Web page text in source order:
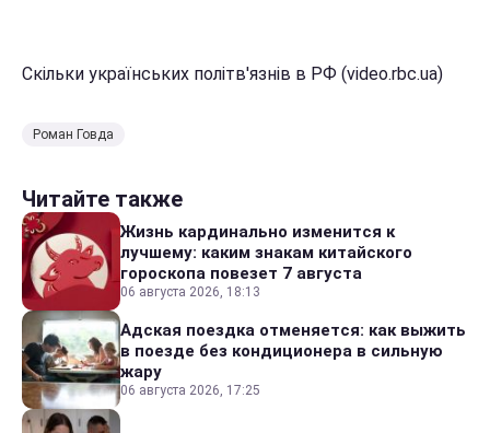
Скільки українських політв'язнів в РФ (video.rbc.ua)
Роман Говда
Читайте также
Жизнь кардинально изменится к
лучшему: каким знакам китайского
гороскопа повезет 7 августа
06 августа 2026, 18:13
Адская поездка отменяется: как выжить
в поезде без кондиционера в сильную
жару
06 августа 2026, 17:25